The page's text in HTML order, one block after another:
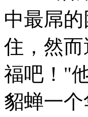
中最屌
住，然
福吧！"
貂蝉一